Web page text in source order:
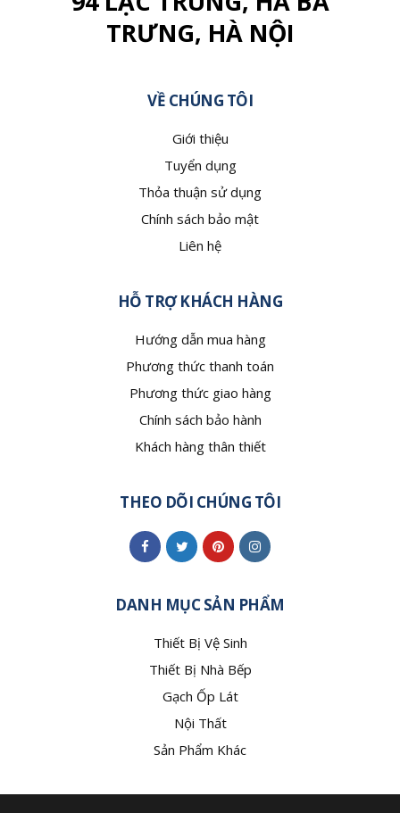
TRƯNG, HÀ NỘI
VỀ CHÚNG TÔI
Giới thiệu
Tuyển dụng
Thỏa thuận sử dụng
Chính sách bảo mật
Liên hệ
HỖ TRỢ KHÁCH HÀNG
Hướng dẫn mua hàng
Phương thức thanh toán
Phương thức giao hàng
Chính sách bảo hành
Khách hàng thân thiết
THEO DÕI CHÚNG TÔI
DANH MỤC SẢN PHẨM
Thiết Bị Vệ Sinh
Thiết Bị Nhà Bếp
Gạch Ốp Lát
Nội Thất
Sản Phẩm Khác